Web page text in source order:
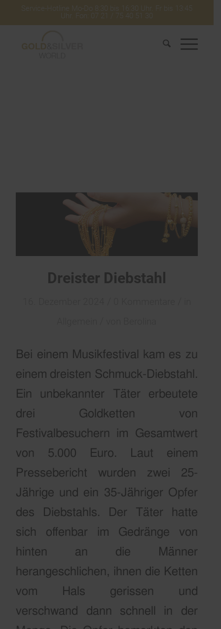
Service-Hotline Mo-Do 8:30 bis 16:30 Uhr. Fr bis 13:45
Uhr. Fon: 07 21 / 75 40 51 30
Dreister Diebstahl
Bei einem Musikfestival kam es zu
einem dreisten Schmuck-Diebstahl.
Ein unbekannter Täter erbeutete
drei Goldketten von
Festivalbesuchern im Gesamtwert
von 5.000 Euro. Laut einem
Pressebericht wurden zwei 25-
Jährige und ein 35-Jähriger Opfer
des Diebstahls. Der Täter hatte
sich offenbar im Gedränge von
hinten an die Männer
herangeschlichen, ihnen die Ketten
vom Hals gerissen und
verschwand dann schnell in der